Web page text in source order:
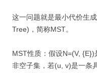
这一问题就是最小代价生
Tree)，简称MST。
MST性质：假设N=(V,
非空子集，若(u, v)是一条